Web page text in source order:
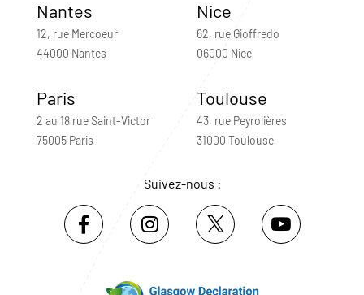
Nantes
12, rue Mercoeur
44000 Nantes
Nice
62, rue Gioffredo
06000 Nice
Paris
2 au 18 rue Saint-Victor
75005 Paris
Toulouse
43, rue Peyrolières
31000 Toulouse
Suivez-nous :